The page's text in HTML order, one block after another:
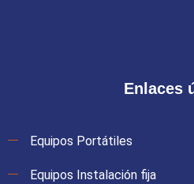
Enlaces
Equipos Portátiles
Equipos Instalación fija